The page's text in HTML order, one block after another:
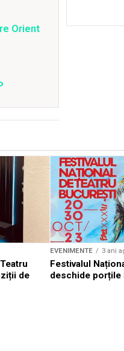
Orient
de
EVENIMENTE 3 ani
Festivalul
deschide porțile